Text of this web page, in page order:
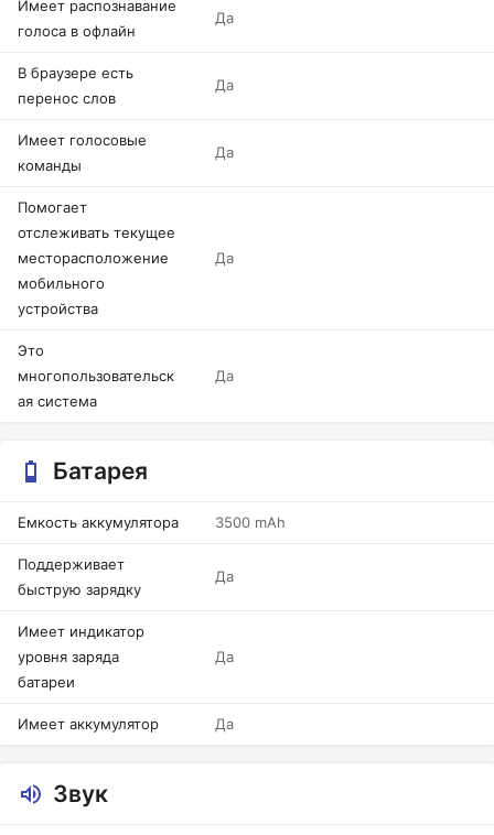
Имеет распознавание
голоса в офлайн
Да
В браузере есть
перенос слов
Да
Имеет голосовые
команды
Да
Помогает
отслеживать текущее
месторасположение
мобильного
устройства
Да
Это
многопользовательск
ая система
Да
Батарея
Емкость аккумулятора 3500 mAh
Поддерживает
быструю зарядку
Да
Имеет индикатор
уровня заряда
батареи
Да
Имеет аккумулятор Да
Звук